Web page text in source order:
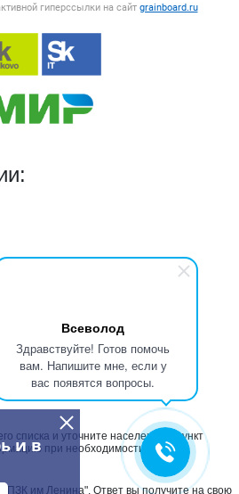
Всеволод
Здравствуйте! Готов помочь
вам. Напишите мне, если у
вас появятся вопросы.
и в
гиперссылки на сайт grainboard.ru
заказа в руб
списка и уточните населенный пункт
при необходимости
ПЗК им Ленина". Ответ вы получите на свою